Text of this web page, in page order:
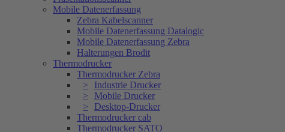
Mobile Datenerfassung
Zebra Kabelscanner
Mobile Datenerfassung Datalogic
Mobile Datenerfassung Zebra
Halterungen Brodit
Thermodrucker
Thermodrucker Zebra
Industrie Drucker
Mobile Drucker
Desktop-Drucker
Thermodrucker cab
Thermodrucker SATO